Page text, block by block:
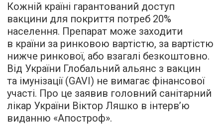
Кожній країні гарантований доступ
вакцини для покриття потреб 20%
населення. Препарат може заходити
в країни за ринковою вартістю, за вартістю
нижче ринкової, або взагалі безкоштовно.
Від України Глобальний альянс з вакцин
та імунізації (GAVI) не вимагає фінансової
участі. Про це заявив головний санітарний
лікар України Віктор Ляшко в інтерв’ю
виданню «Апостроф».